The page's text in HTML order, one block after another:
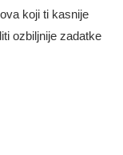
koji ti kasnije
ozbiljnije zadatke